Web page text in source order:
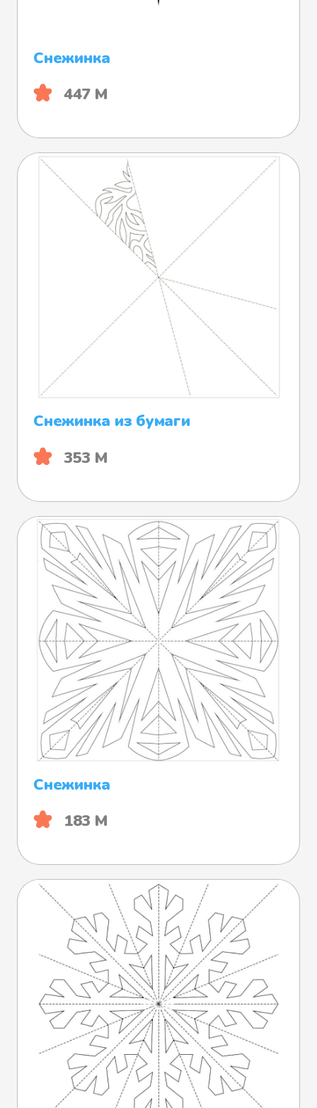
Снежинка
447 М
Снежинка из бумаги
353 М
Снежинка
183 М